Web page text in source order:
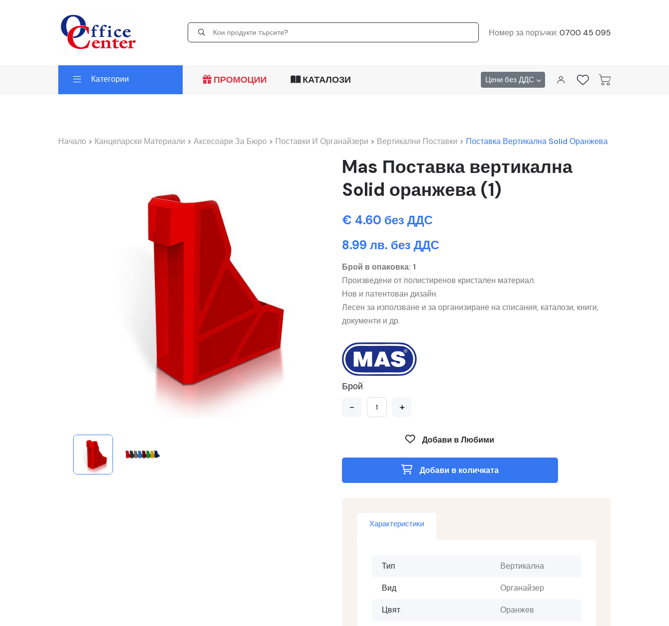
Номер за поръчки: 0700 45 095
Категории ПРОМОЦИИ КАТАЛОЗИ Цени без ДДС
Начало > Канцеларски Материали > Аксесоари За Бюро > Поставки И Органайзери > Вертикални Поставки > Поставка Вертикална Solid Оранжева
Mas Поставка вертикална
Solid оранжева (1)
€ 4.60 без ДДС
8.99 лв. без ДДС
Брой в опаковка: 1
Произведени от полистиренов кристален материал.
Нов и патентован дизайн.
Лесен за използване и за организиране на списания, каталози, книги,
документи и др.
Брой
- +
Добави в Любими
Добави в количката
Характеристики
Тип Вертикална
Вид Органайзер
Цвят Оранжев